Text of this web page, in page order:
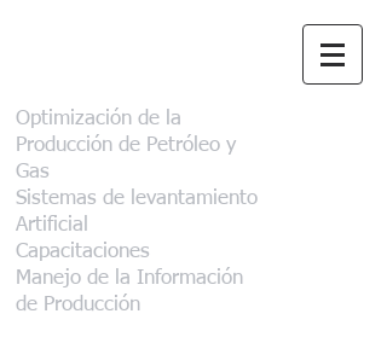
Optimización de la
Producción de Petróleo y
Gas
Sistemas de levantamiento
Artificial
Capacitaciones
Manejo de la Información
de Producción